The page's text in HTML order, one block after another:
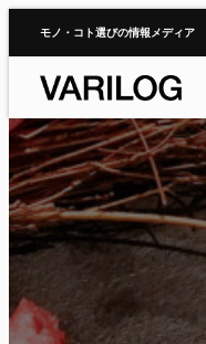
キ
ッ
プ
モノ・コト選びの情報メディア